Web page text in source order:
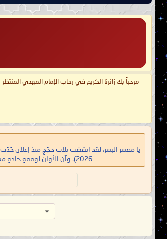
مرحباً بك زائرنا الكريم في رحاب الإمام المهدي
2026)، وآن الأوان لوقفةٍ جادةٍ مع عقولكم مثانيَ أو فرادى ثم تتفكَّروا أصدقَ الإمامُ المهديّ ناصر محمد اليماني أم كان من الكاذِبين؟! وكلّ عامٍ وأنتم طَيِّبون وعلى الحَقِّ ثابِتون إلى يَوم الدِّين ..